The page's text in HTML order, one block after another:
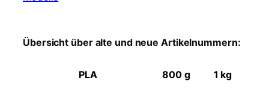
Übersicht über alte und neue Artikelnummern:
PLA 800 g
1 kg